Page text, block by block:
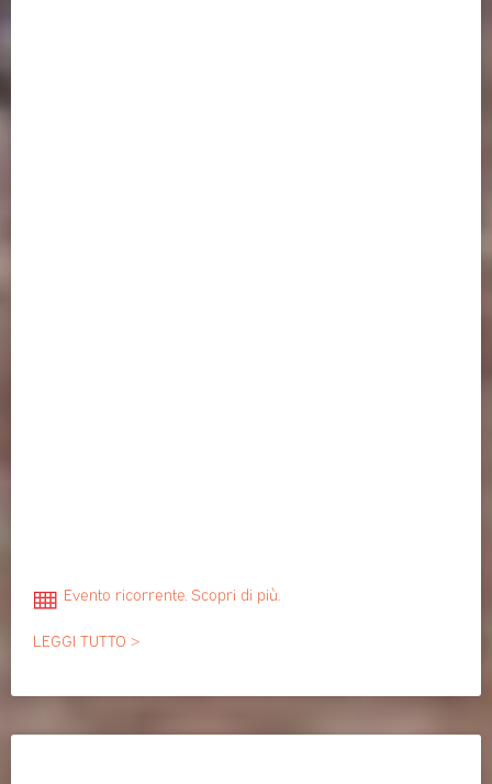
Evento ricorrente. Scopri di più.
LEGGI TUTTO >